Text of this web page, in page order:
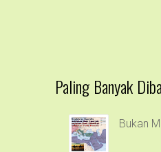
Paling Banyak
Bukan